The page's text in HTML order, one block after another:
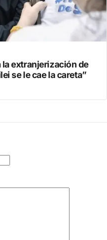
extranjerización de
se le cae la careta”